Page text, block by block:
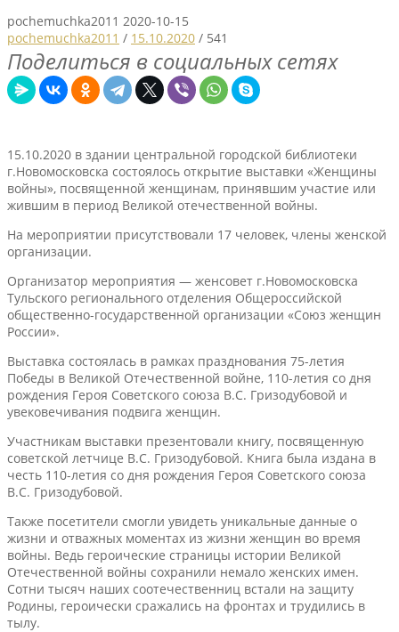
pochemuchka2011 2020-10-15
pochemuchka2011 / 15.10.2020 / 541
Поделиться в социальных сетях
15.10.2020 в здании центральной городской библиотеки
г.Новомосковска состоялось открытие выставки «Женщины
войны», посвященной женщинам, принявшим участие или
жившим в период Великой отечественной войны.
На мероприятии присутствовали 17 человек, члены женской
организации.
Организатор мероприятия — женсовет г.Новомосковска
Тульского регионального отделения Общероссийской
общественно-государственной организации «Союз женщин
России».
Выставка состоялась в рамках празднования 75-летия
Победы в Великой Отечественной войне, 110-летия со дня
рождения Героя Советского союза В.С. Гризодубовой и
увековечивания подвига женщин.
Участникам выставки презентовали книгу, посвященную
советской летчице В.С. Гризодубовой. Книга была издана в
честь 110-летия со дня рождения Героя Советского союза
В.С. Гризодубовой.
Также посетители смогли увидеть уникальные данные о
жизни и отважных моментах из жизни женщин во время
войны. Ведь героические страницы истории Великой
Отечественной войны сохранили немало женских имен.
Сотни тысяч наших соотечественниц встали на защиту
Родины, героически сражались на фронтах и трудились в
тылу.